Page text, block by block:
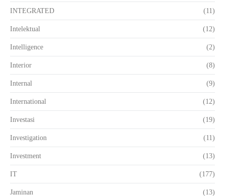
INTEGRATED (11)
Intelektual (12)
Intelligence (2)
Interior (8)
Internal (9)
International (12)
Investasi (19)
Investigation (11)
Investment (13)
IT (177)
Jaminan (13)